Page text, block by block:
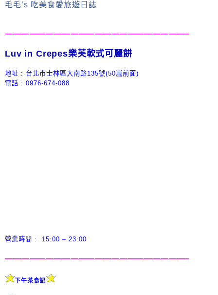
毛毛’s 吃美食愛旅遊日誌
——————————————————————–
Luv in Crepes樂芙軟式可麗餅
地址 : 台北市士林區大南路135號(50嵐前面)
電話 : 0976-674-088
營業時間 : 15:00 – 23:00
——————————————————————–
下午茶食記